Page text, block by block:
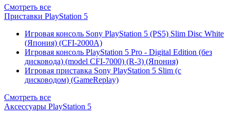
Смотреть все
Приставки PlayStation 5
Игровая консоль Sony PlayStation 5 (PS5) Slim Disc White
(Япония) (CFI-2000A)
Игровая консоль PlayStation 5 Pro - Digital Edition (без
дисковода) (model CFI-7000) (R-3) (Япония)
Игровая приставка Sony PlayStation 5 Slim (с
дисководом) (GameReplay)
Смотреть все
Аксессуары PlayStation 5